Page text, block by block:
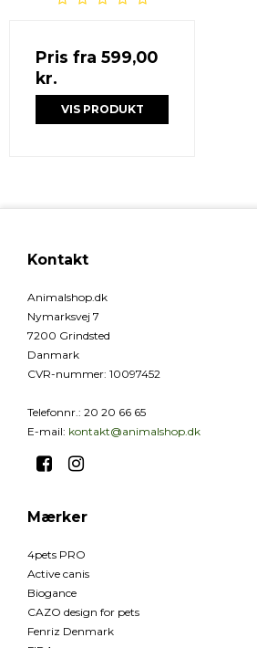
Pris fra 599,00
kr.
VIS PRODUKT
Kontakt
Animalshop.dk
Nymarksvej 7
7200 Grindsted
Danmark
CVR-nummer: 10097452
Telefonnr.: 20 20 66 65
E-mail: kontakt@animalshop.dk
Mærker
4pets PRO
Active canis
Biogance
CAZO design for pets
Fenriz Denmark